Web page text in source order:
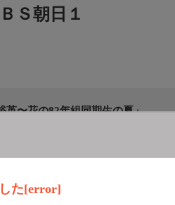
た[error]
Ｓ朝日１
〜花の82年組同期生の夏」